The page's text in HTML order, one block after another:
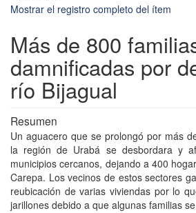
Mostrar el registro completo del ítem
Más de 800
damnificadas por
río Bijagual
Resumen
Un aguacero que se prolongó por más
la región de Urabá se desbordara y
municipios cercanos, dejando a 400
Carepa. Los vecinos de estos sectores
reubicación de varias viviendas por lo
jarillones debido a que algunas familias